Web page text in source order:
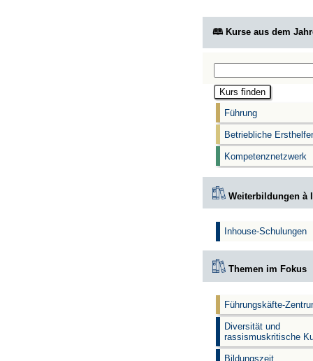
🕮 Kurse aus dem
Führung
Betriebliche
Kompetenznetzwerk
Weiterbildungen à
Inhouse-Schulungen
Themen im Fokus
Führungskäfte-
Diversität und
rassismuskritische
Bildungszeit